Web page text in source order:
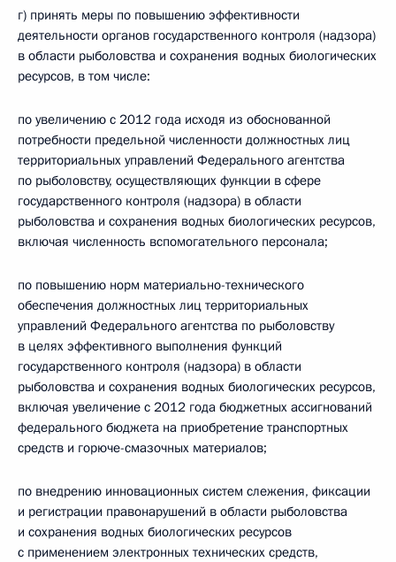
г) принять меры по повышению эффективности
деятельности органов государственного контроля (надзора)
в области рыболовства и сохранения водных биологических
ресурсов, в том числе:
по увеличению с 2012 года исходя из обоснованной
потребности предельной численности должностных лиц
территориальных управлений Федерального агентства
по рыболовству, осуществляющих функции в сфере
государственного контроля (надзора) в области
рыболовства и сохранения водных биологических ресурсов,
включая численность вспомогательного персонала;
по повышению норм материально-технического
обеспечения должностных лиц территориальных
управлений Федерального агентства по рыболовству
в целях эффективного выполнения функций
государственного контроля (надзора) в области
рыболовства и сохранения водных биологических ресурсов,
включая увеличение с 2012 года бюджетных ассигнований
федерального бюджета на приобретение транспортных
средств и горюче-смазочных материалов;
по внедрению инновационных систем слежения, фиксации
и регистрации правонарушений в области рыболовства
и сохранения водных биологических ресурсов
с применением электронных технических средств,